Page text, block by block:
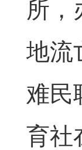
所，
地流
难民
育社